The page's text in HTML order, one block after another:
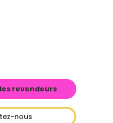
revendeurs
nous